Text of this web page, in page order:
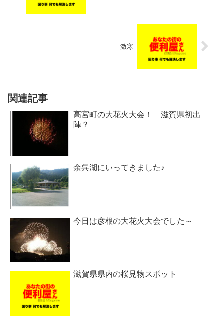
激寒
関連記事
高宮町の大花火大会！ 滋賀県初出
陣？
余呉湖にいってきました♪
今日は彦根の大花火大会でした～
滋賀県県内の桜見物スポット